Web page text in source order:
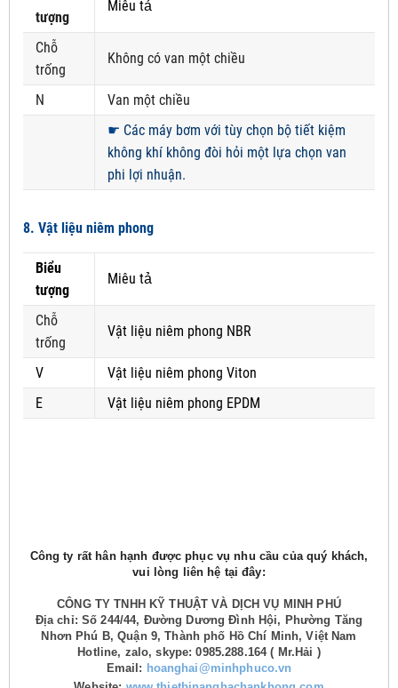
tượng
Miêu tả
Chỗ
trống
Không có van một chiều
N
Van một chiều
☛ Các máy bơm với tùy chọn bộ tiết kiệm
không khí không đòi hỏi một lựa chọn van
phi lợi nhuận.
8. Vật liệu niêm phong
Biểu
tượng
Miêu tả
Chỗ
trống
Vật liệu niêm phong NBR
V
Vật liệu niêm phong Viton
E
Vật liệu niêm phong EPDM
Công ty rất hân hạnh được phục vụ nhu cầu của quý khách,
vui lòng liên hệ tại đây:
CÔNG TY TNHH KỸ THUẬT VÀ DỊCH VỤ MINH PHÚ
Địa chỉ: Số 244/44, Đường Dương Đình Hội, Phường Tăng
Nhơn Phú B, Quận 9, Thành phố Hồ Chí Minh, Việt Nam
Hotline, zalo, skype: 0985.288.164 ( Mr.Hải )
Email: hoanghai@minhphuco.vn